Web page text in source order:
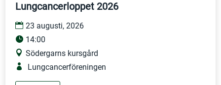
Lungcancerloppet 2026
23 augusti, 2026
14:00
Södergarns kursgård
Lungcancerföreningen